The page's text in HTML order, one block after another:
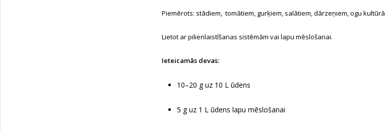
Piemērots: stādiem, tomātiem, gurķiem, salātiem, dārzeņiem, ogu
Lietot ar pilienlaistīšanas sistēmām vai lapu mēslošanai.
Ieteicamās devas:
10–20 g uz 10 L ūdens
5 g uz 1 L ūdens lapu mēslošanai